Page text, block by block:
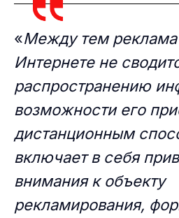
«Между тем реклама
Интернете не
распространению
возможности его
дистанционным
включает в себя
внимания к объекту
рекламирования,